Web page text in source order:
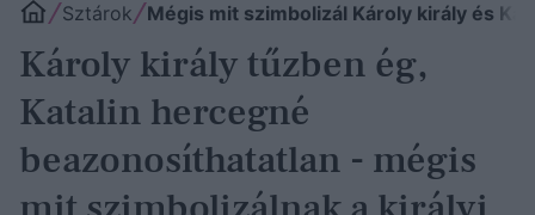
Sztárok Mégis mit szimbolizál Károly király és
Károly király tűzben ég,
Katalin hercegné
beazonosíthatatlan - mégis